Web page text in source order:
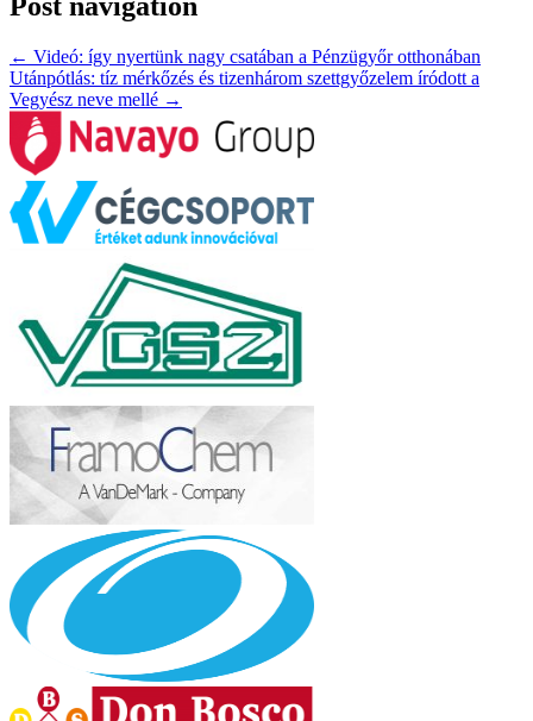
← Videó: így nyertünk nagy csatában a Pénzügyőr otthonában
Utánpótlás: tíz mérkőzés és tizenhárom szettgyőzelem íródott a
Vegyész neve mellé →